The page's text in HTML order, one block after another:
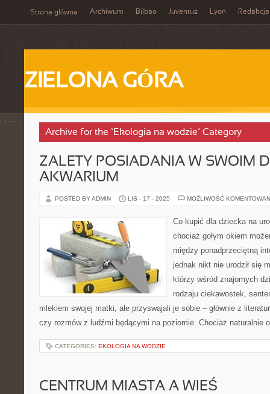
Strona główna Archiwum Bilbao Juventus Lyon Redakcja
ZIELONA GÓRA
Archive for the ‘Ekologia na wodzie’ Category
ZALETY POSIADANIA W SWOIM
AKWARIUM
POSTED BY ADMIN LIS - 17 - 2025 MOŻLIWOŚĆ
Co kupić dla dziecka na
chociaż gołym okiem
między ponadprzeciętną
jednak nikt nie urodził się
którzy wśród znajomych
rodzaju ciekawostek,
mlekiem swojej matki, ale przyswajali je sobie – głównie z
czy rozmów z ludźmi będącymi na poziomie. Chociaż naturalnie
CATEGORIES: EKOLOGIA NA WODZIE
CENTRUM MIASTA A WIEŚ